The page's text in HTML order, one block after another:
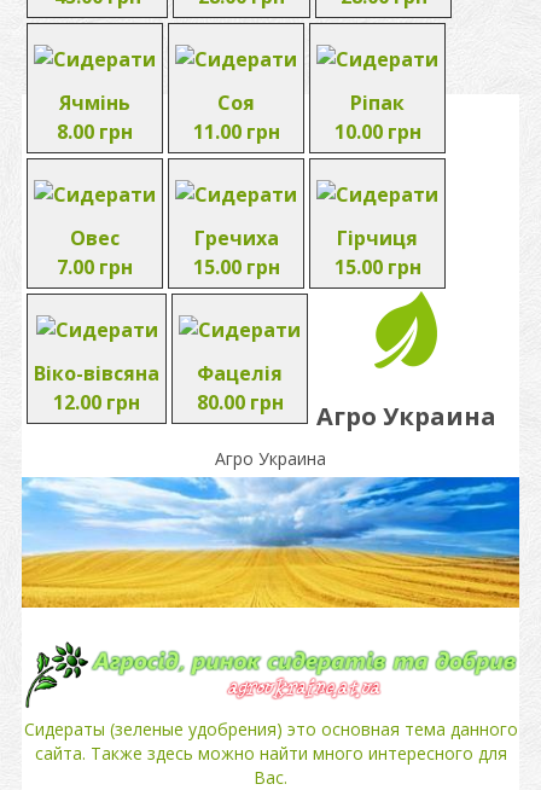
Ячмінь
8.00 грн
Соя
11.00 грн
Ріпак
10.00 грн
Овес
7.00 грн
Гречиха
15.00 грн
Гірчиця
15.00 грн
Віко-вівсяна
12.00 грн
Фацелія
80.00 грн
Агро Украина
Агро Украина
Сидераты (зеленые удобрения) это основная тема данного
сайта. Также здесь можно найти много интересного для
Вас.